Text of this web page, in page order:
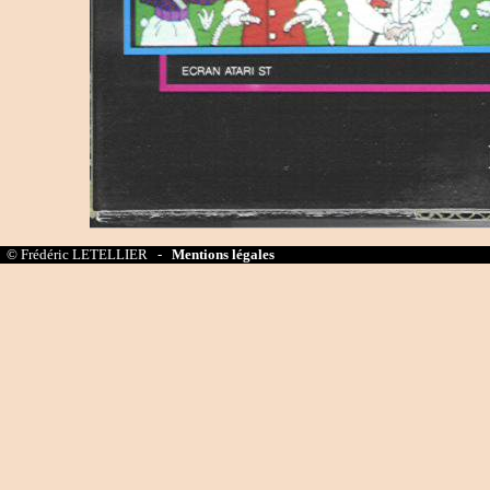
© Frédéric LETELLIER - Mentions légales